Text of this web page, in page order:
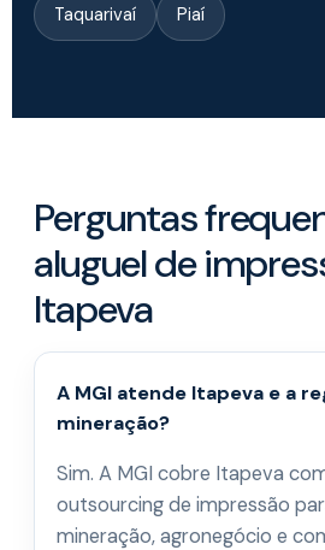
Taquarivaí Piaí
Perguntas
aluguel de
Itapeva
A MGI atende Itapeva e a
mineração?
Sim. A MGI cobre Itapeva
outsourcing de impressão
mineração, agronegócio e